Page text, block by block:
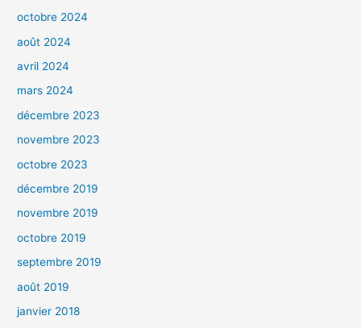
octobre 2024
août 2024
avril 2024
mars 2024
décembre 2023
novembre 2023
octobre 2023
décembre 2019
novembre 2019
octobre 2019
septembre 2019
août 2019
janvier 2018